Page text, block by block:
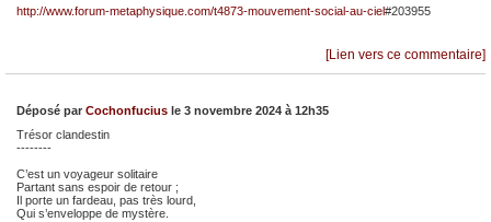
http://www.forum-metaphysique.com/t4873-mouvement-social-au-ciel#203955
[Lien vers ce commentaire]
Déposé par Cochonfucius le 3 novembre 2024 à 12h35
Trésor clandestin
--------
C’est un voyageur solitaire
Partant sans espoir de retour ;
Il porte un fardeau, pas très lourd,
Qui s’enveloppe de mystère.